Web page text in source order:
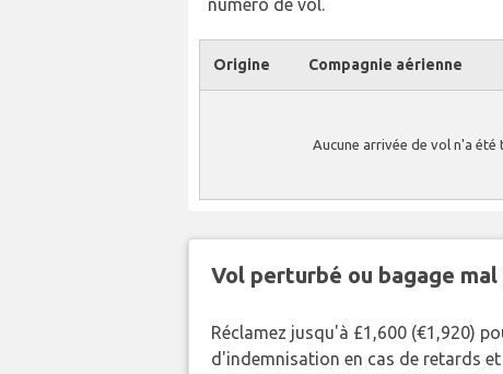
numéro de vol.
Origine Compagnie aérienne
Aucune arrivée de vol n'a
Vol perturbé ou bagage mal
Réclamez jusqu'à £1,600 (€1,920)
d'indemnisation en cas de retards